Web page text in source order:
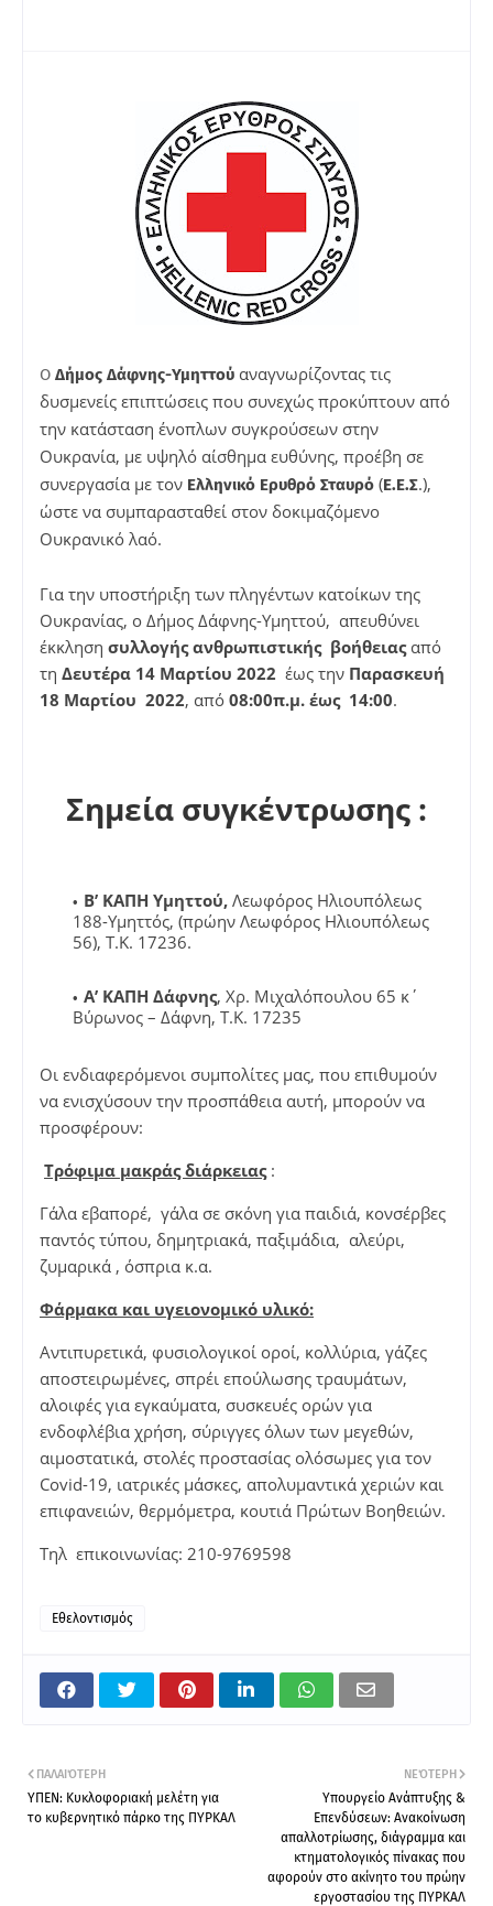
O Δήμος Δάφνης-Υμηττού αναγνωρίζοντας τις
δυσμενείς επιπτώσεις που συνεχώς προκύπτουν από
την κατάσταση ένοπλων συγκρούσεων στην
Ουκρανία, με υψηλό αίσθημα ευθύνης, προέβη σε
συνεργασία με τον Ελληνικό Ερυθρό Σταυρό (Ε.Ε.Σ.),
ώστε να συμπαρασταθεί στον δοκιμαζόμενο
Ουκρανικό λαό.
Για την υποστήριξη των πληγέντων κατοίκων της
Ουκρανίας, ο Δήμος Δάφνης-Υμηττού, απευθύνει
έκκληση συλλογής ανθρωπιστικής βοήθειαςαπό
τη Δευτέρα 14 Μαρτίου 2022 έως την Παρασκευή
18 Μαρτίου 2022, από 08:00π.μ. έως 14:00.
Σημεία συγκέντρωσης :
Β’ ΚΑΠΗ Υμηττού, Λεωφόρος Ηλιουπόλεως
188-Υμηττός, (πρώην Λεωφόρος Ηλιουπόλεως
56), Τ.Κ. 17236.
Α’ ΚΑΠΗ Δάφνης, Χρ. Μιχαλόπουλου 65 κ΄
Βύρωνος – Δάφνη, Τ.Κ. 17235
Οι ενδιαφερόμενοι συμπολίτες μας, που επιθυμούν
να ενισχύσουν την προσπάθεια αυτή, μπορούν να
προσφέρουν:
Τρόφιμα μακράς διάρκειας:
Γάλα εβαπορέ, γάλα σε σκόνη για παιδιά, κονσέρβες
παντός τύπου, δημητριακά, παξιμάδια, αλεύρι,
ζυμαρικά , όσπρια κ.α.
Φάρμακα και υγειονομικό υλικό:
Αντιπυρετικά, φυσιολογικοί οροί, κολλύρια, γάζες
αποστειρωμένες, σπρέι επούλωσης τραυμάτων,
αλοιφές για εγκαύματα, συσκευές ορών για
ενδοφλέβια χρήση, σύριγγες όλων των μεγεθών,
αιμοστατικά, στολές προστασίας ολόσωμες για τον
Covid-19, ιατρικές μάσκες, απολυμαντικά χεριών και
επιφανειών, θερμόμετρα, κουτιά Πρώτων Βοηθειών.
Τηλ επικοινωνίας: 210-9769598
Εθελοντισμός
ΝΕΌΤΕΡΗ
Υπουργείο Ανάπτυξης &
Επενδύσεων: Ανακοίνωση
απαλλοτρίωσης, διάγραμμα και
κτηματολογικός πίνακας που
αφορούν στο ακίνητο του πρώην
εργοστασίου της ΠΥΡΚΑΛ
ΠΑΛΑΙΌΤΕΡΗ
ΥΠΕΝ: Κυκλοφοριακή μελέτη για
τo κυβερνητικό πάρκο της ΠΥΡΚΑΛ